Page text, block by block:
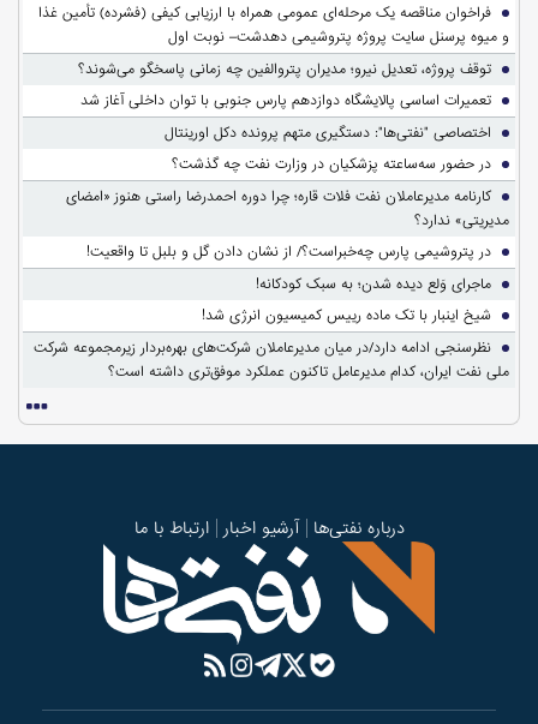
فراخوان مناقصه یک مرحله‌ای عمومی همراه با ارزیابی کیفی (فشرده) تأمین غذا
و میوه پرسنل سایت پروژه پتروشیمی دهدشت– نوبت اول
توقف پروژه، تعدیل نیرو؛ مدیران پتروالفین چه زمانی پاسخگو می‌شوند؟
تعمیرات اساسی پالایشگاه دوازدهم پارس جنوبی با توان داخلی آغاز شد
اختصاصی "نفتی‌ها": دستگیری متهم پرونده دکل اورینتال
در حضور سه‌ساعته پزشکیان در وزارت نفت چه گذشت؟
کارنامه مدیرعاملان نفت فلات قاره؛ چرا دوره احمدرضا راستی هنوز «امضای
مدیریتی» ندارد؟
در پتروشیمی پارس چه‌خبراست؟/ از نشان دادن گل و بلبل تا واقعیت!
ماجرای وَلع دیده شدن؛ به سبک کودکانه!
شیخ اینبار با تک ماده رییس کمیسیون انرژی شد!
نظرسنجی ادامه دارد/در میان مدیرعاملان شرکت‌های بهره‌بردار زیرمجموعه شرکت
ملی نفت ایران، کدام مدیرعامل تاکنون عملکرد موفق‌تری داشته است؟
درباره نفتی‌ها آرشیو اخبار ارتباط با ما